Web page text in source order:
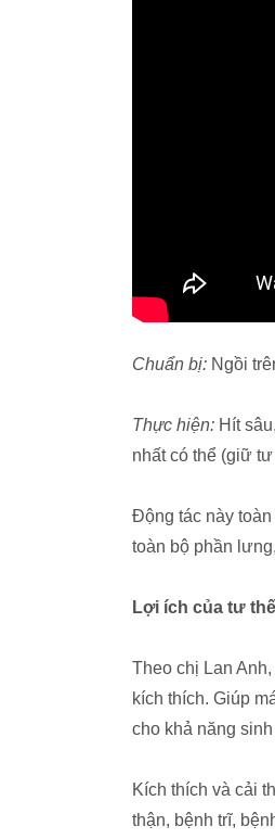
Chuẩn bị: Ngồi
Thực hiện: Hít
nhất có thể (giữ
Động tác này
toàn bộ phần
Lợi ích của tư
Theo chị Lan
kích thích. Giúp
cho khả năng
Kích thích và cải
thận, bệnh trĩ,